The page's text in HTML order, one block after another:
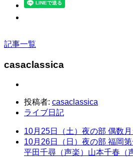
記事一覧
casaclassica
投稿者: casaclassica
ライブ日記
10月25日（土）夜の部 偶数
10月26日（日）夜の部 福岡
平田千尋（声楽）山本千春（